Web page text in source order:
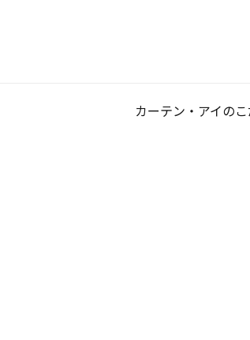
カーテン・アイの